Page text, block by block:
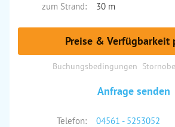
zum Strand:
30 m
Preise & Verfügbarkeit
Buchungsbedingungen
Anfrage senden
Telefon:
04561 - 5253052